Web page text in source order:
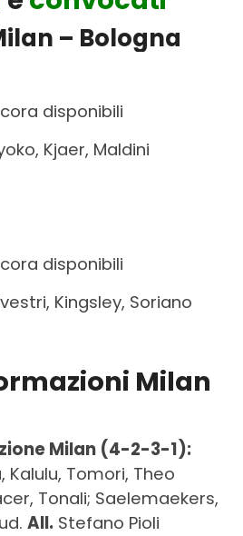
– Bologna
disponibili
Kjaer, Maldini
disponibili
Kingsley, Soriano
Milan
Milan (4-2-3-1):
Kalulu, Tomori, Theo
Tonali; Saelemaekers,
All. Stefano Pioli